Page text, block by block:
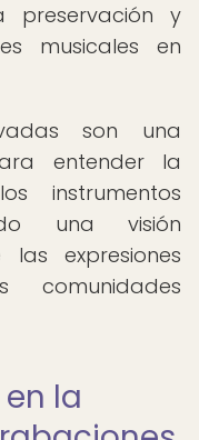
preservación y
musicales en
son una
entender la
instrumentos
una visión
expresiones
comunidades
la